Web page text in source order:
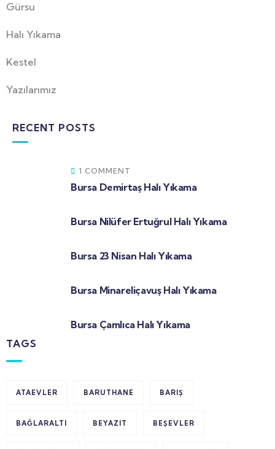
Gürsu
Halı Yıkama
Kestel
Yazılarımız
RECENT POSTS
1 COMMENT
Bursa Demirtaş Halı Yıkama
Bursa Nilüfer Ertuğrul Halı Yıkama
Bursa 23 Nisan Halı Yıkama
Bursa Minareliçavuş Halı Yıkama
Bursa Çamlıca Halı Yıkama
TAGS
ATAEVLER BARUTHANE BARIŞ
BAĞLARALTI BEYAZIT BEŞEVLER